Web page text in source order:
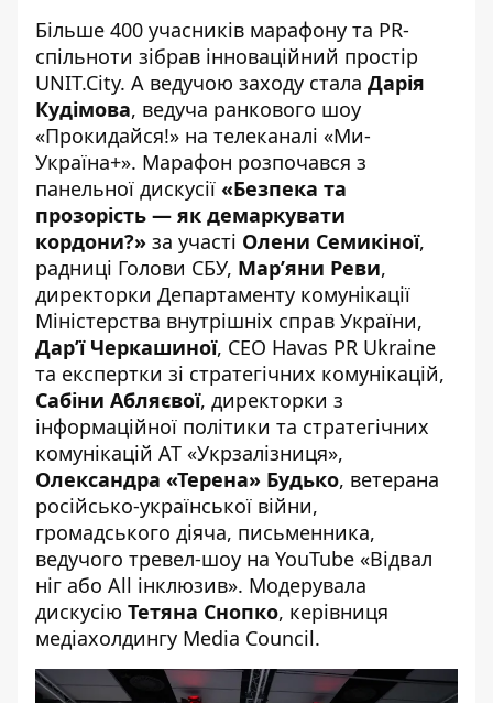
Більше 400 учасників марафону та PR-
спільноти зібрав інноваційний простір
UNIT.City. А ведучою заходу стала Дарія
Кудімова, ведуча ранкового шоу
«Прокидайся!» на телеканалі «Ми-
Україна+». Марафон розпочався з
панельної дискусії «Безпека та
прозорість — як демаркувати
кордони?» за участі Олени Семикіної,
радниці Голови СБУ, Мар’яни Реви,
директорки Департаменту комунікації
Міністерства внутрішніх справ України,
Дар’ї Черкашиної, CEO Havas PR Ukraine
та експертки зі стратегічних комунікацій,
Сабіни Абляєвої, директорки з
інформаційної політики та стратегічних
комунікацій АТ «Укрзалізниця»,
Олександра «Терена» Будько, ветерана
російсько-української війни,
громадського діяча, письменника,
ведучого тревел-шоу на YouTube «Відвал
ніг або All інклюзив». Модерувала
дискусію Тетяна Снопко, керівниця
медіахолдингу Media Council.